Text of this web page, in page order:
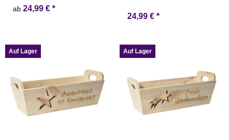
Aufsteller Babyzimmer
ab 24,99 € *
Holz Geschenkidee
Adventskalender Nikolaus
24,99 € *
Auf Lager Auf Lager